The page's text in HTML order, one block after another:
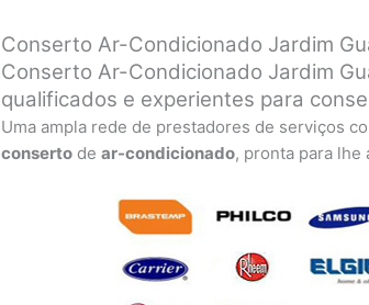
Conserto Ar-Condicionado Jardim
Conserto Ar-Condicionado Jardim
qualificados e experientes para
Uma ampla rede de prestadores de serviços
conserto dear-condicionado, pronta para lhe